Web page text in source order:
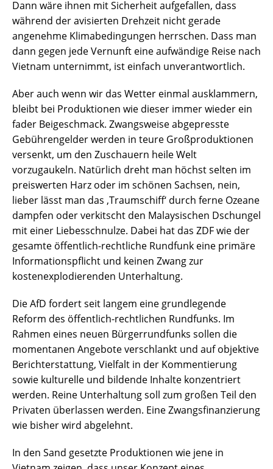
Dann wäre ihnen mit Sicherheit aufgefallen, dass
während der avisierten Drehzeit nicht gerade
angenehme Klimabedingungen herrschen. Dass man
dann gegen jede Vernunft eine aufwändige Reise nach
Vietnam unternimmt, ist einfach unverantwortlich.
Aber auch wenn wir das Wetter einmal ausklammern,
bleibt bei Produktionen wie dieser immer wieder ein
fader Beigeschmack. Zwangsweise abgepresste
Gebührengelder werden in teure Großproduktionen
versenkt, um den Zuschauern heile Welt
vorzugaukeln. Natürlich dreht man höchst selten im
preiswerten Harz oder im schönen Sachsen, nein,
lieber lässt man das ‚Traumschiff‘ durch ferne Ozeane
dampfen oder verkitscht den Malaysischen Dschungel
mit einer Liebesschnulze. Dabei hat das ZDF wie der
gesamte öffentlich-rechtliche Rundfunk eine primäre
Informationspflicht und keinen Zwang zur
kostenexplodierenden Unterhaltung.
Die AfD fordert seit langem eine grundlegende
Reform des öffentlich-rechtlichen Rundfunks. Im
Rahmen eines neuen Bürgerrundfunks sollen die
momentanen Angebote verschlankt und auf objektive
Berichterstattung, Vielfalt in der Kommentierung
sowie kulturelle und bildende Inhalte konzentriert
werden. Reine Unterhaltung soll zum großen Teil den
Privaten überlassen werden. Eine Zwangsfinanzierung
wie bisher wird abgelehnt.
In den Sand gesetzte Produktionen wie jene in